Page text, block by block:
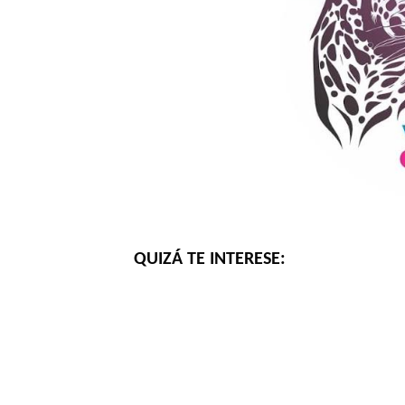
QUIZÁ TE INTERESE: